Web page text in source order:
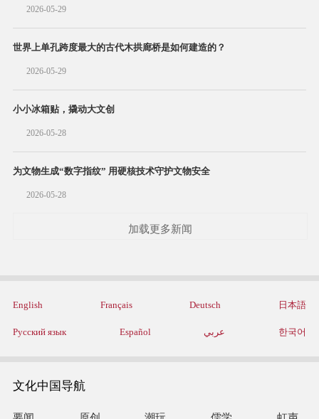
2026-05-29
世界上单孔跨度最大的古代木拱廊桥是如何建造的？
2026-05-29
小小冰箱贴，撬动大文创
2026-05-28
为文物生成“数字指纹” 用硬核技术守护文物安全
2026-05-28
加载更多新闻
English Français Deutsch 日本語
Русский язык Español عربي 한국어
文化中国导航